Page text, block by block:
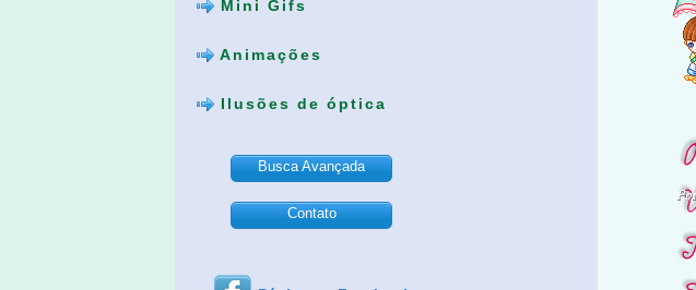
Mini Gifs
Animações
Ilusões de óptica
Busca Avançada
Contato